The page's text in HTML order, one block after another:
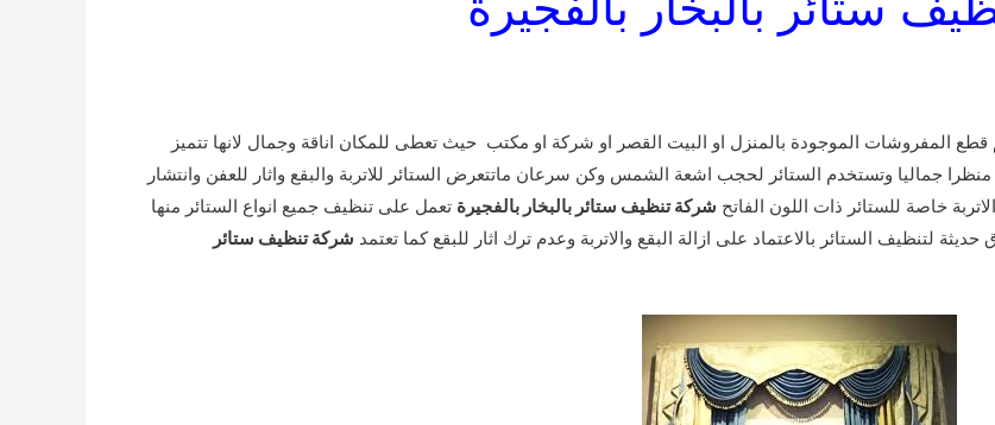
قطع المفروشات الموجودة بالمنزل او البيت القصر او شركة او مكتب حيث تعطى للمكان اناقة وجمال لانها تتميز
منظرا جماليا وتستخدم الستائر لحجب اشعة الشمس وكن سرعان ماتتعرض الستائر للاتربة والبقع واثار للعفن وانتشار
خاصة للستائر ذات اللون الفاتح شركة تنظيف ستائر بالبخار بالفجيرة تعمل على تنظيف جميع انواع الستائر منها
لتنظيف الستائر بالاعتماد على ازالة البقع والاتربة وعدم ترك اثار للبقع كما تعتمد شركة تنظيف ستائر